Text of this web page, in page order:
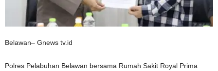
Belawan– Gnews tv.id
Polres Pelabuhan Belawan bersama Rumah Sakit Royal Prima